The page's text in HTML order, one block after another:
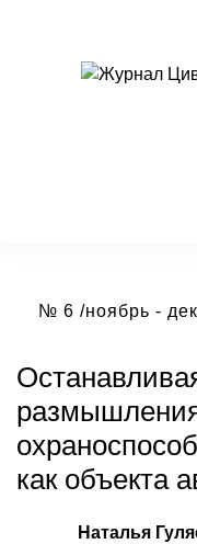
№ 6 /ноябрь -
как объекта
Наталья